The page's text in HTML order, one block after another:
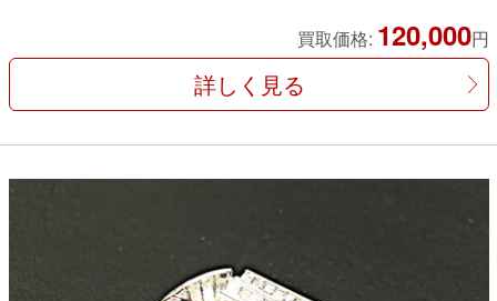
買取価格: 120,000円
詳しく見る